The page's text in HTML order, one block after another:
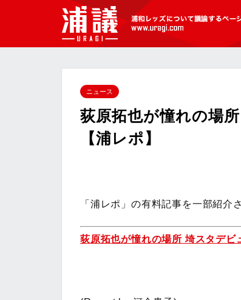
[浦議]浦和レッズについて議論するペ
ニュース
荻原拓也が憧れの場
【浦レポ】
「浦レポ」の有料記事を一部紹介
荻原拓也が憧れの場所 埼スタデビ